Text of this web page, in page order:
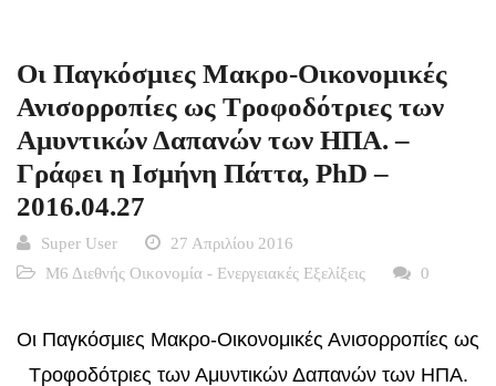
Οι Παγκόσμιες Μακρο-Οικονομικές
Ανισορροπίες ως Τροφοδότριες των
Αμυντικών Δαπανών των ΗΠΑ. –
Γράφει η Ισμήνη Πάττα, PhD –
2016.04.27
Super User
27 Απριλίου 2016
Μ6 Διεθνής Οικονομία - Ενεργειακές Εξελίξεις
0
Οι Παγκόσμιες Μακρο-Οικονομικές Ανισορροπίες ως
Τροφοδότριες των Αμυντικών Δαπανών των ΗΠΑ.